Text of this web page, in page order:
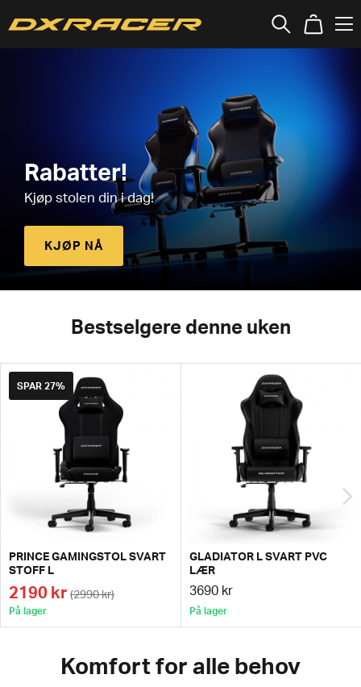
Rabatter!
Kjøp stolen din i dag!
KJØP NÅ
Bestselgere denne uken
SPAR 27%
PRINCE GAMINGSTOL SVART
STOFF L
2190 kr (2990 kr)
På lager
GLADIATOR L SVART PVC
LÆR
3690 kr
På lager
Komfort for alle behov